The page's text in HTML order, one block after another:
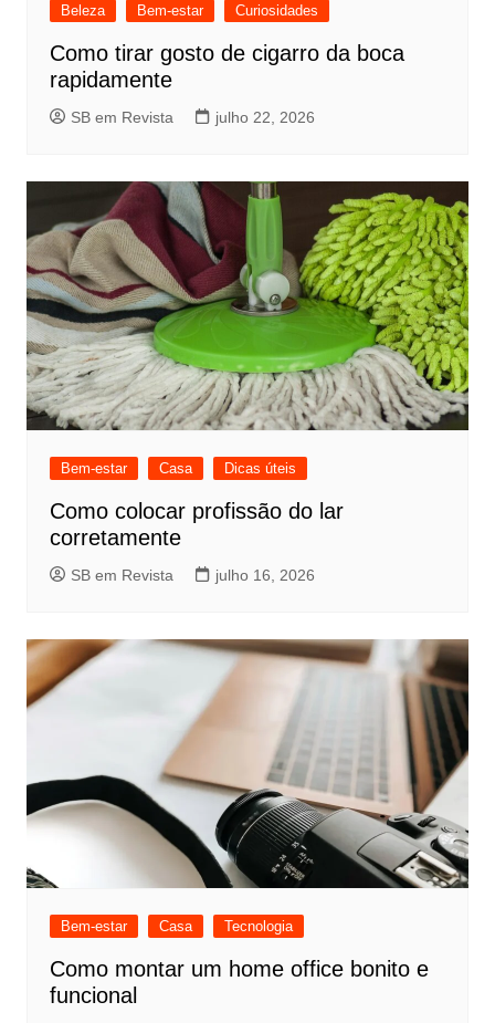
Beleza Bem-estar Curiosidades
Como tirar gosto de cigarro da boca
rapidamente
SB em Revista julho 22, 2026
Bem-estar Casa Dicas úteis
Como colocar profissão do lar
corretamente
SB em Revista julho 16, 2026
Bem-estar Casa Tecnologia
Como montar um home office bonito e
funcional